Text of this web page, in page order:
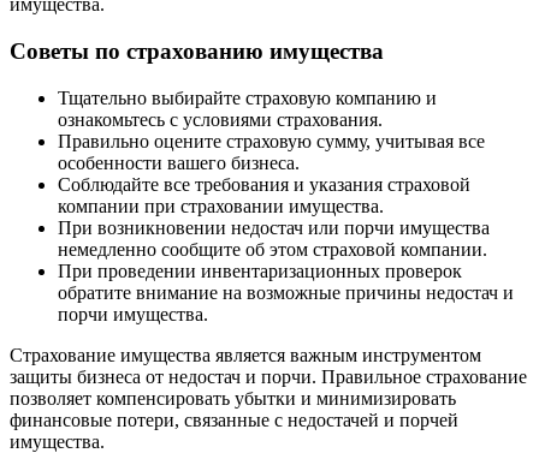
имущества.
Советы по страхованию имущества
Тщательно выбирайте страховую компанию и
ознакомьтесь с условиями страхования.
Правильно оцените страховую сумму, учитывая все
особенности вашего бизнеса.
Соблюдайте все требования и указания страховой
компании при страховании имущества.
При возникновении недостач или порчи имущества
немедленно сообщите об этом страховой компании.
При проведении инвентаризационных проверок
обратите внимание на возможные причины недостач и
порчи имущества.
Страхование имущества является важным инструментом
защиты бизнеса от недостач и порчи. Правильное страхование
позволяет компенсировать убытки и минимизировать
финансовые потери, связанные с недостачей и порчей
имущества.